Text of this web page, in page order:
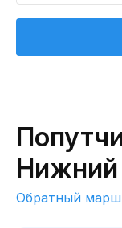
Нижний
Обратный